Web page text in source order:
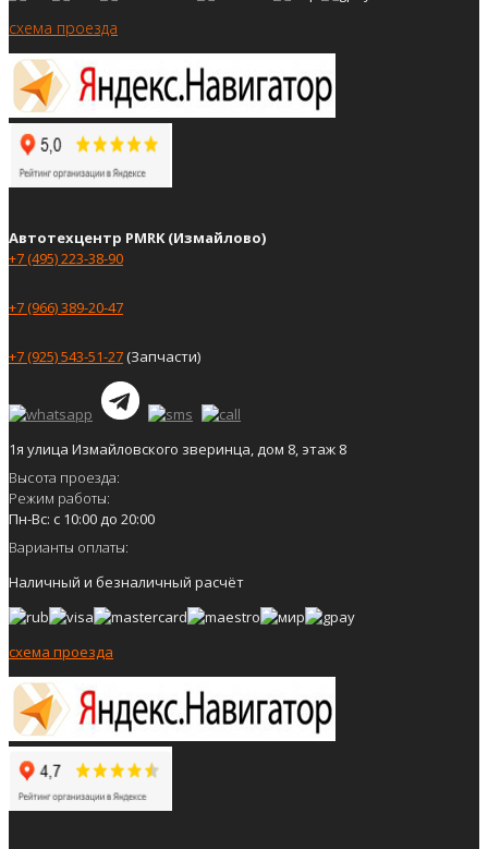
схема проезда
Автотехцентр PMRK (Измайлово)
+7 (495) 223-38-90
+7 (966) 389-20-47
+7 (925) 543-51-27(Запчасти)
1я улица Измайловского зверинца, дом 8, этаж 8
Высота проезда:
Режим работы:
Пн-Вс: с 10:00 до 20:00
Варианты оплаты:
Наличный и безналичный расчёт
схема проезда